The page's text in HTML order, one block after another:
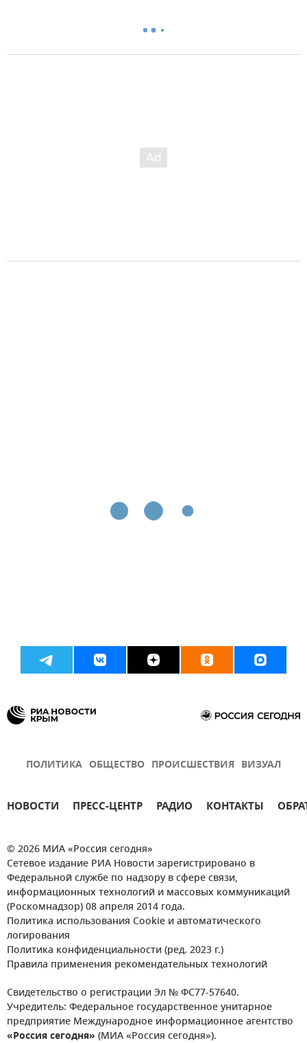
ПОЛИТИКА ОБЩЕСТВО ПРОИСШЕСТВИЯ ВИЗУАЛ
НОВОСТИ ПРЕСС-ЦЕНТР РАДИО КОНТАКТЫ
© 2026 МИА «Россия сегодня»
Сетевое издание РИА Новости зарегистрировано в
Федеральной службе по надзору в сфере связи,
информационных технологий и массовых коммуникаций
(Роскомнадзор) 08 апреля 2014 года.
Политика использования Cookie и автоматического
логирования
Политика конфиденциальности (ред. 2023 г.)
Правила применения рекомендательных технологий
Свидетельство о регистрации Эл № ФС77-57640.
Учредитель: Федеральное государственное унитарное
предприятие Международное информационное агентство
«Россия сегодня» (МИА «Россия сегодня»).